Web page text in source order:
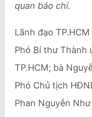
quan báo chí.
Lãnh đạo
Phó Bí thư Thành
TP.HCM; bà
Phó Chủ tịch
Phan Nguyễn